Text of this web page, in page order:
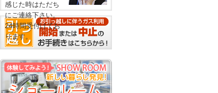
感じた時はただち
にご連絡下さい。
24時間受付けてお
ります。